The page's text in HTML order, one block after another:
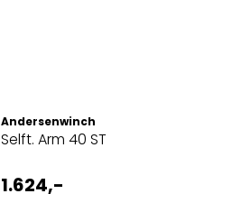
Andersenwinch
Selft. Arm 40 ST
1.624,-